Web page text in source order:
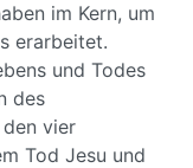
im Kern, um
erarbeitet.
und Todes
des
vier
Tod Jesu und